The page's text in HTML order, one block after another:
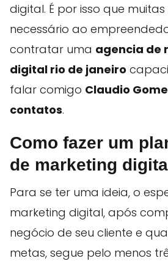
digital. É por isso que muitas
necessário ao
contratar uma agencia de
digital rio de janeiro
falar comigo Claudio
contatos.
Como fazer um
de marketing
Para se ter uma ideia, o
marketing digital, após
negócio de seu cliente e
metas, segue pelo menos